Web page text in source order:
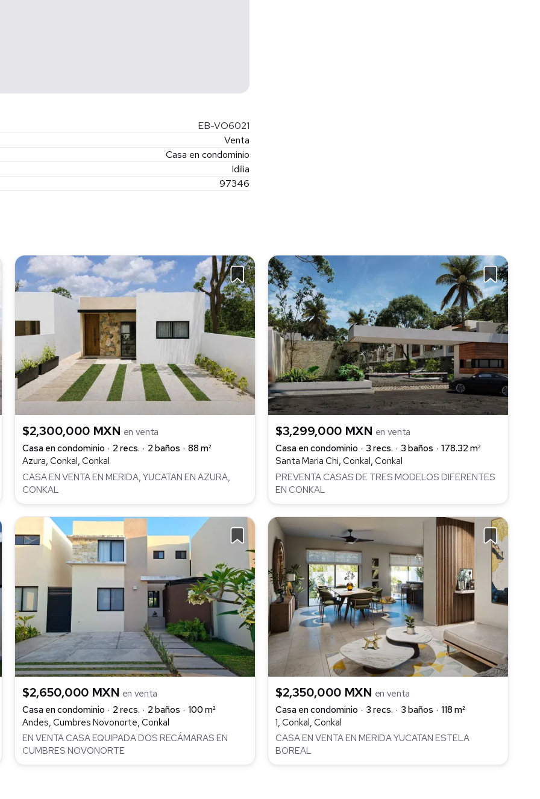
EB-VO6021
Venta
Casa en condominio
Idilia
97346
$2,300,000 MXN en venta
Casa en condominio
2 recs. 2 baños
88 m²
Azura, Conkal, Conkal
CASA EN VENTA EN MERIDA, YUCATAN EN AZURA,
CONKAL
$3,299,000 MXN en venta
Casa en condominio
3 recs. 3 baños
178.32 m²
Santa Maria Chi, Conkal, Conkal
PREVENTA CASAS DE TRES MODELOS DIFERENTES
EN CONKAL
$2,650,000 MXN en venta
Casa en condominio
2 recs. 2 baños
100 m²
Andes, Cumbres Novonorte, Conkal
EN VENTA CASA EQUIPADA DOS RECÁMARAS EN
CUMBRES NOVONORTE
$2,350,000 MXN en venta
Casa en condominio
3 recs. 3 baños
118 m²
1, Conkal, Conkal
CASA EN VENTA EN MERIDA YUCATAN ESTELA
BOREAL